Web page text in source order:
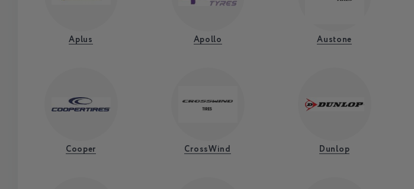
Aplus Apollo Austone
Cooper CrossWind Dunlop